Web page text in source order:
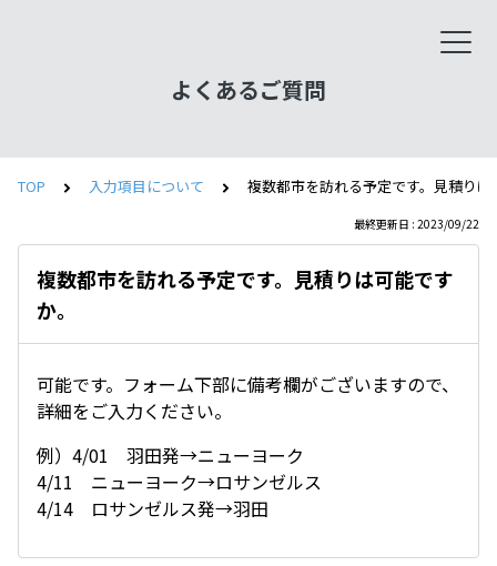
よくあるご質問
TOP 入力項目について 複数都市を訪れる予定です。見積り
最終更新日 : 2023/09/22
複数都市を訪れる予定です。見積りは可能です
か。
可能です。フォーム下部に備考欄がございますので、
詳細をご入力ください。
例）4/01 羽田発→ニューヨーク
4/11 ニューヨーク→ロサンゼルス
4/14 ロサンゼルス発→羽田